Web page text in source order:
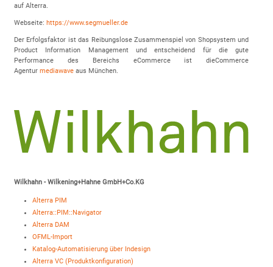
auf Alterra.
Webseite: https://www.segmueller.de
Der Erfolgsfaktor ist das Reibungslose Zusammenspiel von Shopsystem und
Product Information Management und entscheidend für die gute
Performance des Bereichs eCommerce ist dieCommerce
Agentur mediawaveaus München.
Wilkhahn - Wilkening+Hahne GmbH+Co.KG
Alterra PIM
Alterra::PIM::Navigator
Alterra DAM
OFML-Import
Katalog-Automatisierung über Indesign
Alterra VC (Produktkonfiguration)